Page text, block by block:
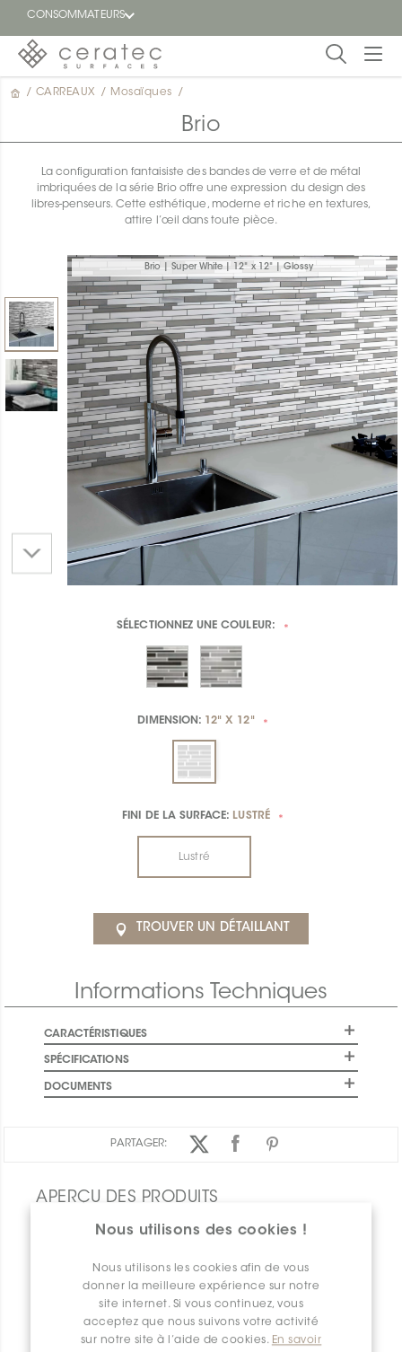
CONSOMMATEURS
En
Trouver
un
Nous utilisons des cookies !
Nous utilisons les cookies afin de vous
donner la meilleure expérience sur notre
site internet. Si vous continuez, vous
acceptez que nous suivons votre activité
sur notre site à l’aide de cookies. En savoir
/ CARREAUX / Mosaïques /
Brio
La configuration fantaisiste des bandes de verre et de métal
imbriquées de la série Brio offre une expression du design des
libres-penseurs. Cette esthétique, moderne et riche en textures,
attire l’œil dans toute pièce.
Brio | Super White | 12" x 12" | Glossy
SÉLECTIONNEZ UNE COULEUR: *
DIMENSION: 12" X 12" *
FINI DE LA SURFACE: LUSTRÉ *
Lustré
TROUVER UN DÉTAILLANT
Informations Techniques
CARACTÉRISTIQUES
SPÉCIFICATIONS
DOCUMENTS
PARTAGER:
APERÇU DES PRODUITS